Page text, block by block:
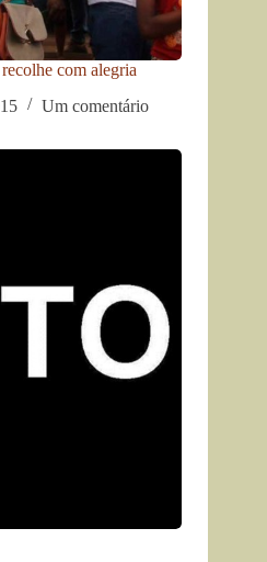
com alegria
Um comentário